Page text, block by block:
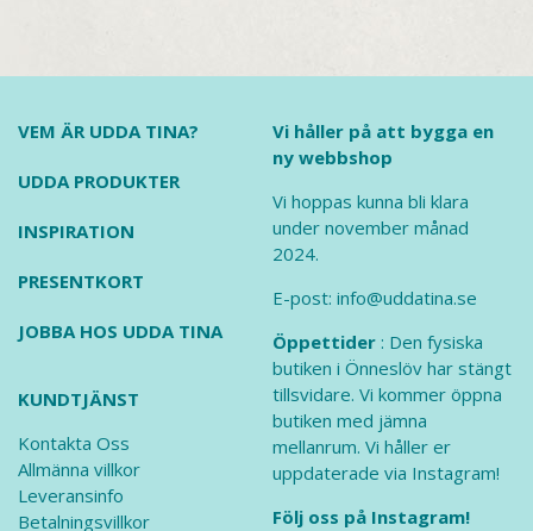
VEM ÄR UDDA TINA?
UDDA PRODUKTER
INSPIRATION
PRESENTKORT
JOBBA HOS UDDA TINA
KUNDTJÄNST
Kontakta Oss
Allmänna villkor
Leveransinfo
Betalningsvillkor
Vi håller på att bygga en
ny webbshop
Vi hoppas kunna bli klara
under november månad
2024.
E-post: info@uddatina.se
Öppettider : Den fysiska
butiken i Önneslöv har stängt
tillsvidare. Vi kommer öppna
butiken med jämna
mellanrum. Vi håller er
uppdaterade via Instagram!
Följ oss på Instagram!